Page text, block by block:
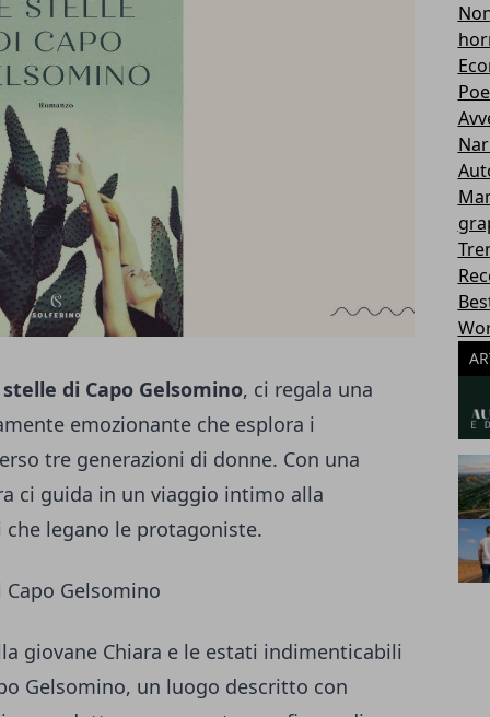
stelle di Capo Gelsomino, ci regala una
emozionante che esplora i
tre generazioni di donne. Con una
ci guida in un viaggio intimo alla
legano le protagoniste.
Gelsomino
giovane Chiara e le estati indimenticabili
Gelsomino, un luogo descritto con